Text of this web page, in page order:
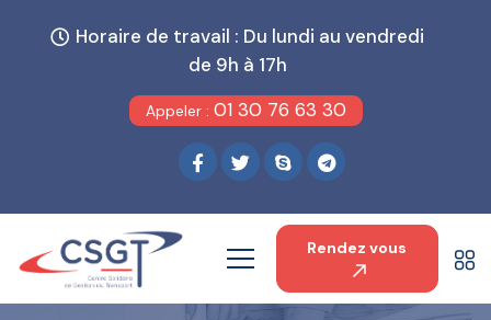
Horaire de travail : Du lundi au vendredi
de 9h à 17h
Appeler : 01 30 76 63 30
Rendez vous